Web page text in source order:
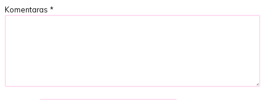
Komentaras *